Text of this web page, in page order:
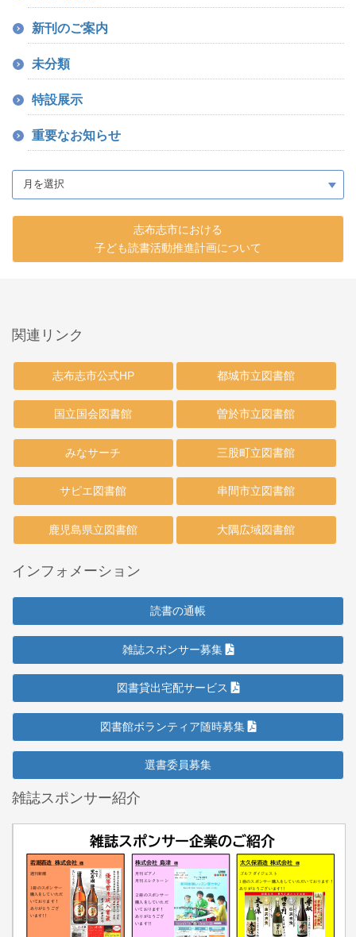
新刊のご案内
未分類
特設展示
重要なお知らせ
志布志市における
子ども読書活動推進計画について
関連リンク
志布志市公式HP
国立国会図書館
みなサーチ
サピエ図書館
鹿児島県立図書館
都城市立図書館
曽於市立図書館
三股町立図書館
串間市立図書館
大隅広域図書館
インフォメーション
読書の通帳
雑誌スポンサー募集
図書貸出宅配サービス
図書館ボランティア随時募集
選書委員募集
雑誌スポンサー紹介